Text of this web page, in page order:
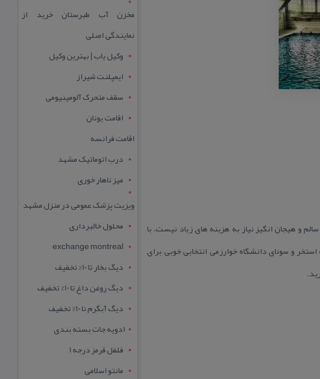
و هیجان انگیز نیاز به هزینه های زیاد نیست. با
و سونای دانشگاه خوارزمی انتخابی خوبی برای
مخزن آب طبرستان خرید از
نمایندگی اصلی
وکیل یاب | بهترین وکیل
ایمپلنت شیراز
سقف متحرک آلومینیومی
اقامت یونان
اقامت فرانسه
درب اتوماتیک مشهد
میز ناهار خوری
ویزیت پزشک عمومی در منزل مشهد
محلول خالبرداری
exchange montreal
دیگ بخار تا 10% تخفیف
دیگ روغن داغ تا 10% تخفیف
دیگ آبگرم تا 10% تخفیف
ادویه جات بسته بندی
فلفل قرمز درجه 1
مانتو اسلامی